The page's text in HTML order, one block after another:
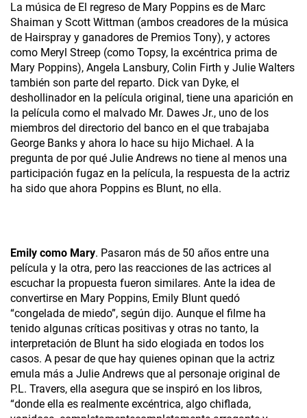
La música de El regreso de Mary Poppins es de Marc
Shaiman y Scott Wittman (ambos creadores de la música
de Hairspray y ganadores de Premios Tony), y actores
como Meryl Streep (como Topsy, la excéntrica prima de
Mary Poppins), Angela Lansbury, Colin Firth y Julie Walters
también son parte del reparto. Dick van Dyke, el
deshollinador en la película original, tiene una aparición en
la película como el malvado Mr. Dawes Jr., uno de los
miembros del directorio del banco en el que trabajaba
George Banks y ahora lo hace su hijo Michael. A la
pregunta de por qué Julie Andrews no tiene al menos una
participación fugaz en la película, la respuesta de la actriz
ha sido que ahora Poppins es Blunt, no ella.
Emily como Mary. Pasaron más de 50 años entre una
película y la otra, pero las reacciones de las actrices al
escuchar la propuesta fueron similares. Ante la idea de
convertirse en Mary Poppins, Emily Blunt quedó
“congelada de miedo”, según dijo. Aunque el filme ha
tenido algunas críticas positivas y otras no tanto, la
interpretación de Blunt ha sido elogiada en todos los
casos. A pesar de que hay quienes opinan que la actriz
emula más a Julie Andrews que al personaje original de
P.L. Travers, ella asegura que se inspiró en los libros,
“donde ella es realmente excéntrica, algo chiflada,